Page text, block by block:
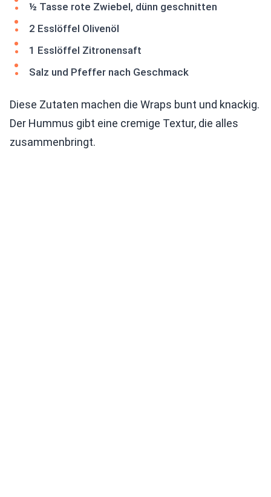
½ Tasse rote Zwiebel, dünn geschnitten
2 Esslöffel Olivenöl
1 Esslöffel Zitronensaft
Salz und Pfeffer nach Geschmack
Diese Zutaten machen die Wraps bunt und knackig.
Der Hummus gibt eine cremige Textur, die alles
zusammenbringt.